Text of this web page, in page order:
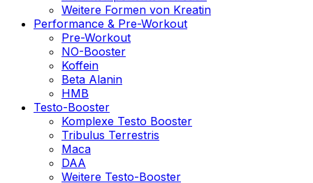
Weitere Formen von Kreatin
Performance & Pre-Workout
Pre-Workout
NO-Booster
Koffein
Beta Alanin
HMB
Testo-Booster
Komplexe Testo Booster
Tribulus Terrestris
Maca
DAA
Weitere Testo-Booster